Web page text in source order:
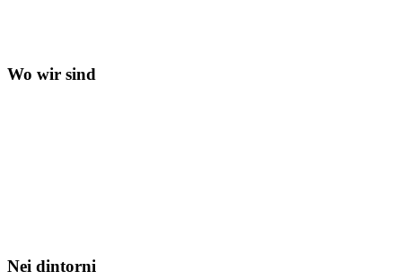
Wo wir sind
Nei dintorni